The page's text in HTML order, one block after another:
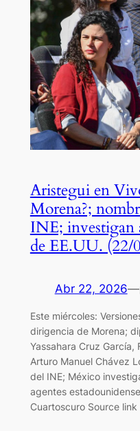
Aristegui en
Morena?;
INE; investigan
de EE.UU. (22/
Abr 22, 2026—
Este miércoles:
dirigencia de Morena;
Yassahara Cruz García,
Arturo Manuel Chávez
del INE; México
agentes
Cuartoscuro Source link